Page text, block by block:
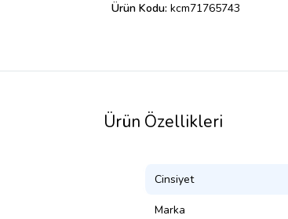
Ürün Kodu: kcm71765743
Ürün Özellikleri
Cinsiyet
Marka